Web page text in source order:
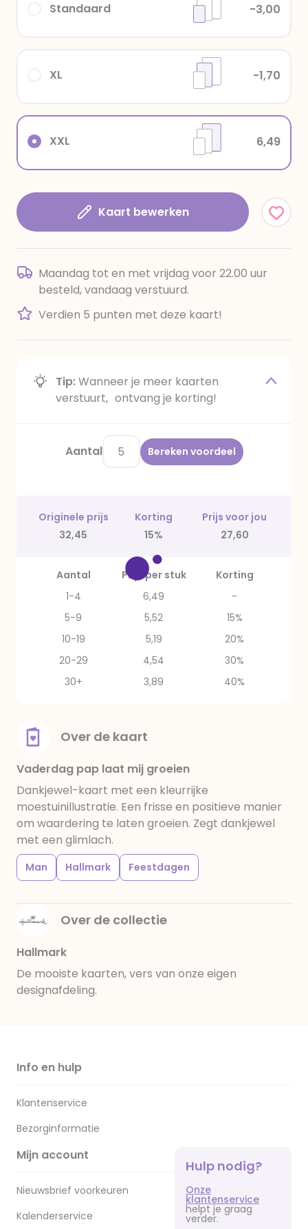
XXL 6,49
XL -1,70
Standaard -3,00
Kaart bewerken
Maandag tot en met vrijdag voor 22.00 uur
besteld, vandaag verstuurd.
Verdien 5 punten met deze kaart!
Tip:Wanneer je meer kaarten
verstuurt, ontvang je korting!
Aantal Bereken voordeel
Originele prijs Korting
Prijs voor jou
32,45
15% 27,60
Aantal Prijs per stuk
Korting
1-4
6,49
-
5-9
5,52
15%
10-19
5,19
20%
20-29
4,54
30%
30+
3,89 40%
Over de kaart
Vaderdag pap laat mij groeien
Dankjewel-kaart met een kleurrijke
moestuinillustratie. Een frisse en positieve manier
om waardering te laten groeien. Zegt dankjewel
met een glimlach.
Man Hallmark Feestdagen
Over de collectie
Hallmark
De mooiste kaarten, vers van onze eigen
designafdeling.
Info en hulp
Klantenservice
Bezorginformatie
Mijn account
Nieuwsbrief voorkeuren
Kalenderservice
Hulp nodig?
Onze
klantenservice
helpt je graag
verder.